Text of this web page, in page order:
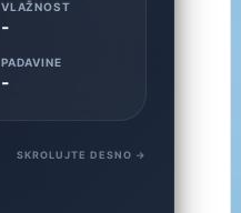
VLAŽNOST
-
PADAVINE
-
SKROLUJTE DESNO →